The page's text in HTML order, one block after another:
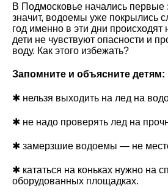
В Подмосковье начались первые
значит, водоемы уже покрылись
год именно в эти дни происходят
дети не чувствуют опасности и
воду. Как этого избежать?
Запомните и объясните детям:
✱ нельзя выходить на лед на
✱ не надо проверять лед на
✱ замерзшие водоемы — не
✱ кататься на коньках нужно на
оборудованных площадках.